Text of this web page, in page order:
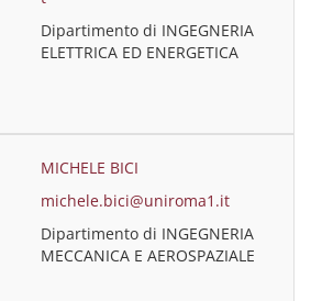
Dipartimento di INGEGNERIA
ELETTRICA ED ENERGETICA
MICHELE BICI
michele.bici@uniroma1.it
Dipartimento di INGEGNERIA
MECCANICA E AEROSPAZIALE